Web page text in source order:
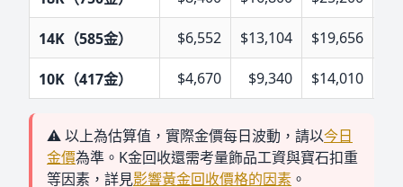
14K（585金） $6,552 $13,104 $19,656
10K（417金） $4,670 $9,340 $14,010
⚠️ 以上為估算值，實際金價每日波動，請以今日
金價為準。K金回收還需考量飾品工資與寶石扣重
等因素，詳見影響黃金回收價格的因素 。